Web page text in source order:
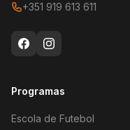
+351 919 613 611
Programas
Escola de Futebol